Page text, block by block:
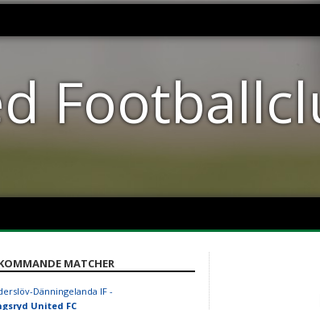
MATCHER
Dänningelanda IF -
United FC